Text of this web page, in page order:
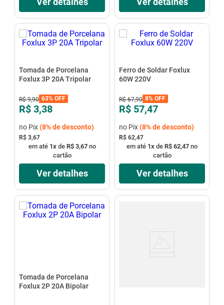
Tomada de Porcelana
Foxlux 3P 20A Tripolar
R$ 9,90 63%OFF
R$ 3,38
no Pix(8%de desconto)
R$ 3,67
em até 1xde R$ 3,67no
cartão
Ver detalhes
Ferro de Soldar Foxlux
60W 220V
R$ 67,90 8%OFF
R$ 57,47
no Pix(8%de desconto)
R$ 62,47
em até 1x de R$ 62,47 no
cartão
Ver detalhes
Tomada de Porcelana
Foxlux 2P 20A Bipolar